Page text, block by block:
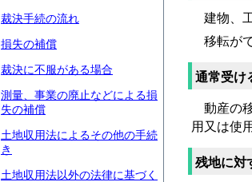
裁決手続の流れ
損失の補償
裁決に不服がある場合
測量、事業の廃止などによる損
失の補償
土地収用法によるその他の手続
き
土地収用法以外の法律に基づく
建物、
移転が
通常受け
動産の
用又は使
残地に対